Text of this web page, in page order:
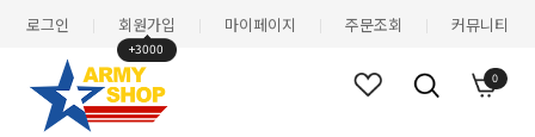
로그인 회원가입
+3000
마이페이지 주문조회 커뮤니티
0